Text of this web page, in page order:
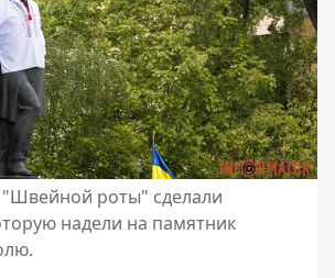
роты" сделали
надели на памятник